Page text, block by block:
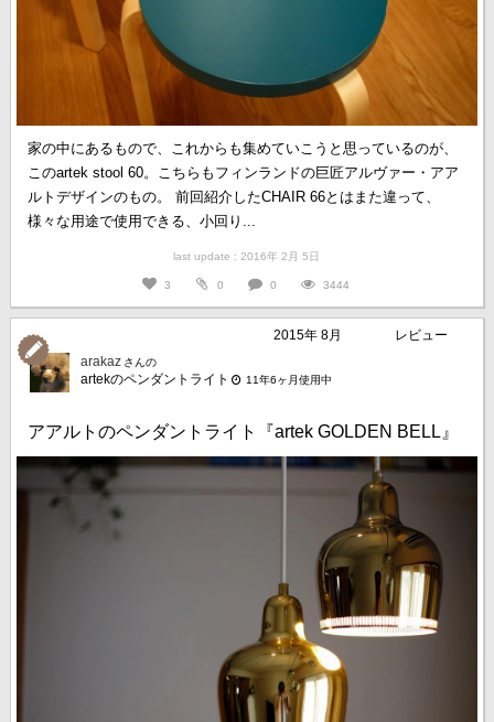
家の中にあるもので、これからも集めていこうと思っているのが、
このartek stool 60。こちらもフィンランドの巨匠アルヴァー・アア
ルトデザインのもの。 前回紹介したCHAIR 66とはまた違って、
様々な用途で使用できる、小回り...
last update : 2016年 2月 5日
3 0 0 3444
2015年 8月
レビュー
arakaz さんの
artekのペンダントライト 11年6ヶ月使用中
アアルトのペンダントライト『artek GOLDEN BELL』